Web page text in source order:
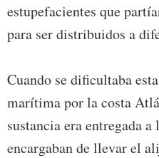
estupefacientes que
para ser distribuidos a
Cuando se dificultaba
marítima por la costa
sustancia era entregada a
encargaban de llevar el